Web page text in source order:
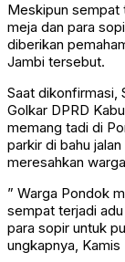
Meskipun sempat
meja dan para
diberikan
Jambi tersebut.
Saat dikonfirmasi,
Golkar DPRD
memang tadi di
parkir di bahu
meresahkan
” Warga Pondok
sempat terjadi
para sopir untuk
ungkapnya, Kamis